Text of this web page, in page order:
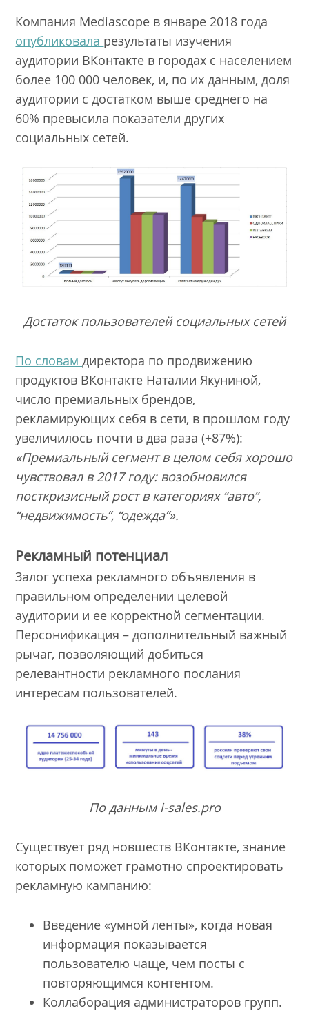
Компания Mediascope в январе 2018 года
опубликовала результаты изучения
аудитории ВКонтакте в городах с населением
более 100 000 человек, и, по их данным, доля
аудитории с достатком выше среднего на
60% превысила показатели других
социальных сетей.
Достаток пользователей социальных сетей
По словамдиректора по продвижению
продуктов ВКонтакте Наталии Якуниной,
число премиальных брендов,
рекламирующих себя в сети, в прошлом году
увеличилось почти в два раза (+87%):
«Премиальный сегмент в целом себя хорошо
чувствовал в 2017 году: возобновился
посткризисный рост в категориях “авто”,
“недвижимость”, “одежда”».
Рекламный потенциал
Залог успеха рекламного объявления в
правильном определении целевой
аудитории и ее корректной сегментации.
Персонификация – дополнительный важный
рычаг, позволяющий добиться
релевантности рекламного послания
интересам пользователей.
По данным i-sales.pro
Существует ряд новшеств ВКонтакте, знание
которых поможет грамотно спроектировать
рекламную кампанию:
Введение «умной ленты», когда новая
информация показывается
пользователю чаще, чем посты с
повторяющимся контентом.
Коллаборация администраторов групп.